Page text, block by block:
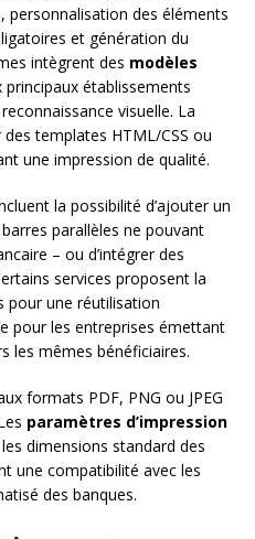
personnalisation des éléments
et génération du
intègrent des modèles
établissements
visuelle. La
templates HTML/CSS ou
une impression de qualité.
la possibilité d’ajouter un
parallèles ne pouvant
– ou d’intégrer des
services proposent la
pour une réutilisation
pour les entreprises émettant
les mêmes bénéficiaires.
formats PDF, PNG ou JPEG
paramètres d’impression
dimensions standard des
une compatibilité avec les
des banques.